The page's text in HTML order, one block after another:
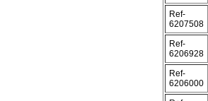
Ref-
6207508
Ref-
6206928
Ref-
6206000